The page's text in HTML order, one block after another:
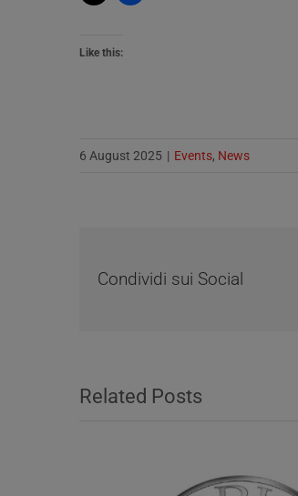
Like this:
6 August 2025 | Events, News
Condividi sui Social
Related Posts